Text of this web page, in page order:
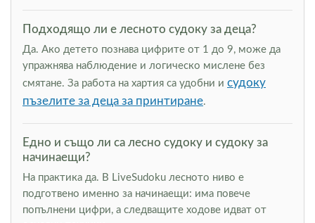
Подходящо ли е лесното судоку за деца?
Да. Ако детето познава цифрите от 1 до 9, може да
упражнява наблюдение и логическо мислене без
смятане. За работа на хартия са удобни и судоку
пъзелите за деца за принтиране.
Едно и също ли са лесно судоку и судоку за
начинаещи?
На практика да. В LiveSudoku лесното ниво е
подготвено именно за начинаещи: има повече
попълнени цифри, а следващите ходове идват от